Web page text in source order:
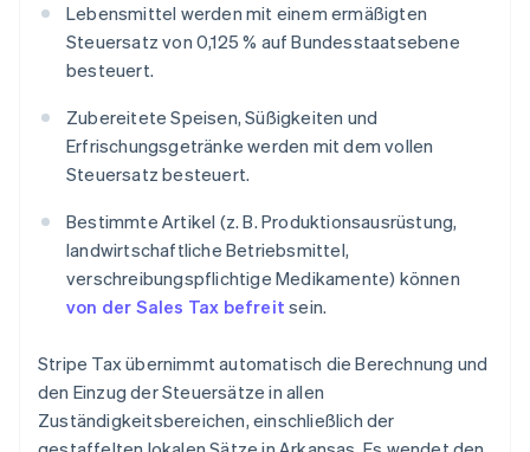
Lebensmittel werden mit einem ermäßigten
Steuersatz von 0,125 % auf Bundesstaatsebene
besteuert.
Zubereitete Speisen, Süßigkeiten und
Erfrischungsgetränke werden mit dem vollen
Steuersatz besteuert.
Bestimmte Artikel (z. B. Produktionsausrüstung,
landwirtschaftliche Betriebsmittel,
verschreibungspflichtige Medikamente) können
von der Sales Tax befreit sein.
Stripe Tax übernimmt automatisch die Berechnung und
den Einzug der Steuersätze in allen
Zuständigkeitsbereichen, einschließlich der